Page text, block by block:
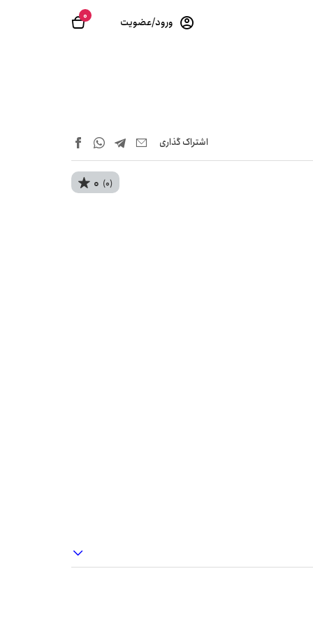
0 ورود/عضویت
اشتراک‌ گذاری
0 (0)